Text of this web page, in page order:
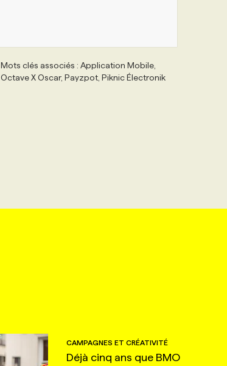
Mots clés associés : Application Mobile,
Octave X Oscar, Payzpot, Piknic Électronik
CAMPAGNES ET CRÉATIVITÉ
Déjà cinq ans que BMO